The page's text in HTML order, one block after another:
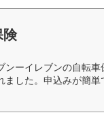
険
ーイレブンの自転
した。申込みが簡単